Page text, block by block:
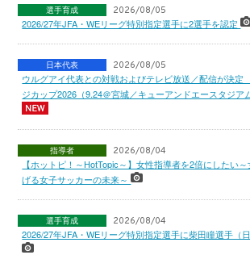
選手育成 2026/08/05
2026/27年JFA・WEリーグ特別指定選手に2選手を認定
日本代表 2026/08/05
ウルグアイ代表との対戦およびテレビ放送／配信が決
ジカップ2026（9.24＠宮城／キューアンドエースタジア
指導者 2026/08/04
【ホットピ！～HotTopic～】女性指導者を2倍にしたい
げる女子サッカーの未来～
選手育成 2026/08/04
2026/27年JFA・WEリーグ特別指定選手に柴田瞳選手（